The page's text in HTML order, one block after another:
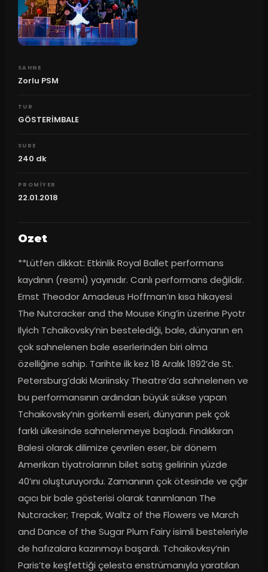
SAHNE
Zorlu PSM
TUR
GÖSTERİMBALE
SURE
240 dk
PROMIYER
22.01.2018
Ozet
**Lütfen dikkat: Etkinlik Royal Ballet performans
kaydının (resmi) yayınıdır. Canlı performans değildir.
Ernst Theodor Amadeus Hoffman’ın kısa hikayesi
The Nutcracker and the Mouse King’in üzerine Pyotr
Ilyich Tchaikovsky’nin bestelediği, bale, dünyanın en
çok sahnelenen bale eserlerinden biri olma
özelliğine sahip. Tarihte ilk kez 18 Aralık 1892’de St.
Petersburg’daki Mariinsky Theatre’da sahnelenen ve
bu performansının ardından büyük sükse yapan
Tchaikovsky’nin görkemli eseri, dünyanın pek çok
farklı ülkesinde sahnelenmeye başladı. Fındıkkıran
Balesi olarak dilimize çevrilen eser, bir dönem
Amerikan tiyatrolarının bilet satış gelirinin yüzde
40’ını oluşturuyordu. Zamanının çok ötesinde ve çığır
açıcı bir bale gösterisi olarak tanımlanan The
Nutcracker; Trepak, Waltz of the Flowers ve March
and Dance of the Sugar Plum Fairy isimli besteleriyle
de hafızalara kazınmayı başardı. Tchaikovksy’nin
Paris’te keşfettiği çelesta enstrümanıyla yaratılan